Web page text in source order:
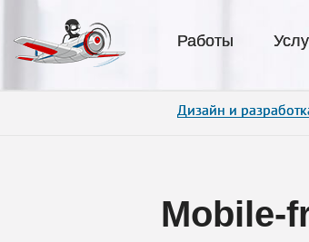
Работы
Дизайн и
Mobile-